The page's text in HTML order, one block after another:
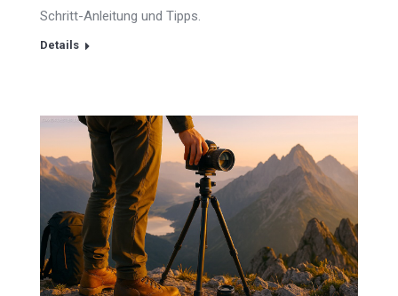
Schritt-Anleitung und Tipps.
Details